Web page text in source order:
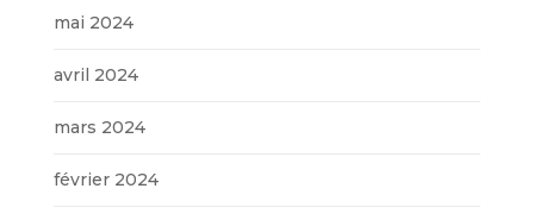
mai 2024
avril 2024
mars 2024
février 2024